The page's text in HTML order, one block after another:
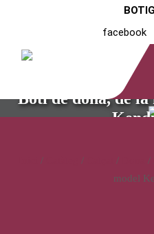
facebook
Botí de dona, de
/ / /
/
model